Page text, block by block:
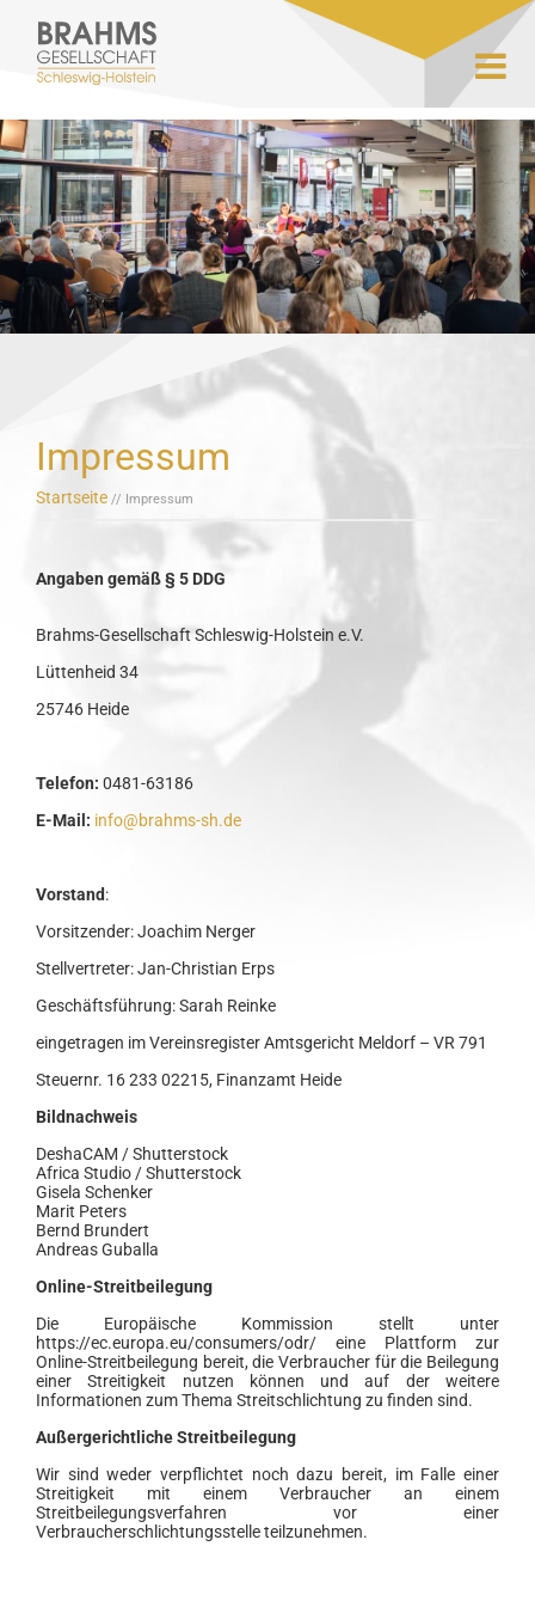
Impressum
Startseite // Impressum
Angaben gemäß § 5 DDG
Brahms-Gesellschaft Schleswig-Holstein e.V.
Lüttenheid 34
25746 Heide
Telefon: 0481-63186
E-Mail: info@brahms-sh.de
Vorstand:
Vorsitzender: Joachim Nerger
Stellvertreter: Jan-Christian Erps
Geschäftsführung: Sarah Reinke
eingetragen im Vereinsregister Amtsgericht Meldorf – VR 791
Steuernr. 16 233 02215, Finanzamt Heide
Bildnachweis
DeshaCAM / Shutterstock
Africa Studio / Shutterstock
Gisela Schenker
Marit Peters
Bernd Brundert
Andreas Guballa
Online-Streitbeilegung
Die Europäische Kommission stellt unter
https://ec.europa.eu/consumers/odr/ eine Plattform zur
Online-Streitbeilegung bereit, die Verbraucher für die Beilegung
einer Streitigkeit nutzen können und auf der weitere
Informationen zum Thema Streitschlichtung zu finden sind.
Außergerichtliche Streitbeilegung
Wir sind weder verpflichtet noch dazu bereit, im Falle einer
Streitigkeit mit einem Verbraucher an einem
Streitbeilegungsverfahren vor einer
Verbraucherschlichtungsstelle teilzunehmen.